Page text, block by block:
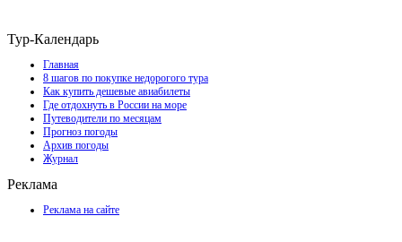
Тур-Календарь
Главная
8 шагов по покупке недорогого тура
Как купить дешевые авиабилеты
Где отдохнуть в России на море
Путеводители по месяцам
Прогноз погоды
Архив погоды
Журнал
Реклама
Реклама на сайте